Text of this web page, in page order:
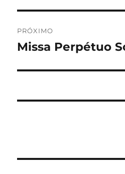
PRÓXIMO
Próximo
Missa Perpétuo